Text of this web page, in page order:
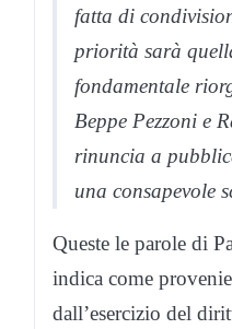
fatta di
priorità sarà
fondamentale
Beppe Pezzoni e
rinuncia a
una consapevole
Queste le parole di
indica come
dall’esercizio del